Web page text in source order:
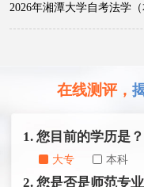
2026年湘潭大学自考法学
在线测评，
1. 您目前的学历是？
大专 本科
2. 您是否是师范专业